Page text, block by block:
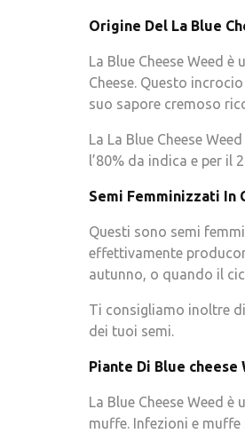
Origine Del La Blue
La Blue Cheese Weed
Cheese. Questo
suo sapore cremoso
La La Blue Cheese
l’80% da indica e per il
Semi Femminizzati In
Questi sono semi
effettivamente
autunno, o quando il
Ti consigliamo inoltre
dei tuoi semi.
Piante Di Blue cheese
La Blue Cheese Weed
muffe. Infezioni e